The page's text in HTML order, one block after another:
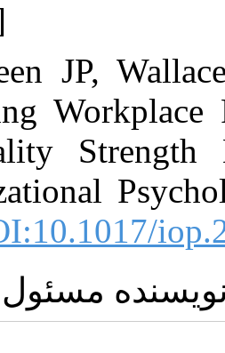
[
32. Green
Exploring
Personality
52. [
مسئول